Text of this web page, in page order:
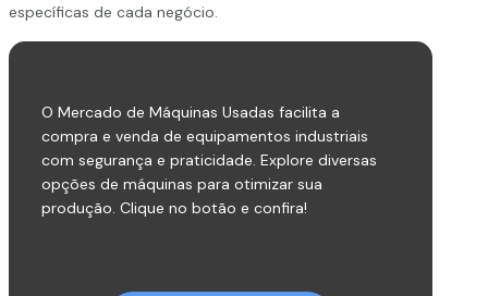
específicas de cada negócio.
O Mercado de Máquinas Usadas facilita a
compra e venda de equipamentos industriais
com segurança e praticidade. Explore diversas
opções de máquinas para otimizar sua
produção. Clique no botão e confira!